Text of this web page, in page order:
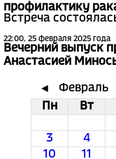
профилактику
Встреча
22:00, 25 февраля 2025 года
Вечерний выпуск
Анастасией
◄ Февраль
Пн
Вт
3
4
10
11